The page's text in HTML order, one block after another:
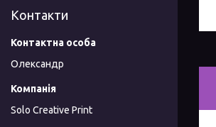
Контакти
Олександр
Solo Creative Print